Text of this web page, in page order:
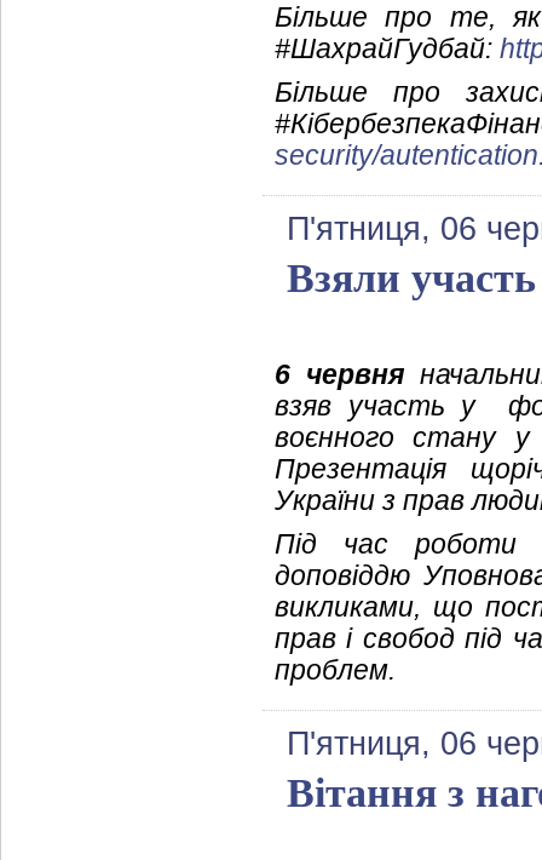
Більше про те,
#ШахрайГудбай:
Більше про
security/
П'ятниця, 06
Взяли
6 червня
взяв участь у
воєнного стану у
Презентація
України з прав
Під час роботи
доповіддю
викликами, що
прав і свобод під
проблем.
П'ятниця, 06
Вітання з